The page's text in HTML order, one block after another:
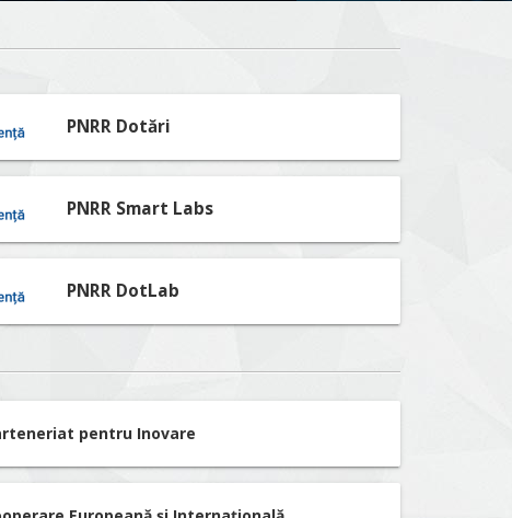
PNRR Dotări
PNRR Smart Labs
PNRR DotLab
pentru Inovare